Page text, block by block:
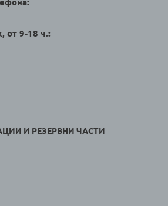
от 9-18 ч.:
И РЕЗЕРВНИ ЧАСТИ